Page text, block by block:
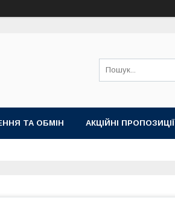
ТА ОБМІН АКЦІЙНІ ПРОПОЗИЦІЇ